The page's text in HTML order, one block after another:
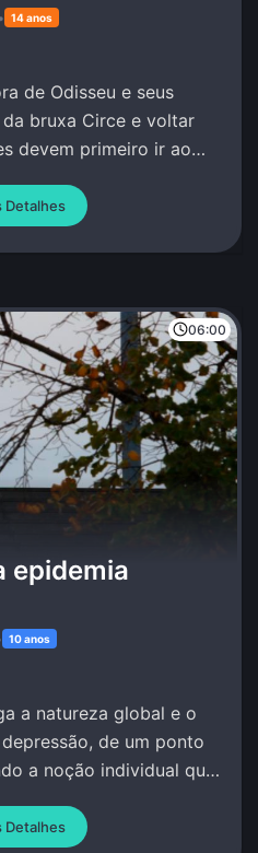
• 14 anos
de Odisseu e seus
bruxa Circe e voltar
devem primeiro ir ao
Detalhes
06:00
epidemia
10 anos
a natureza global e o
de um ponto
a noção individual que
Detalhes